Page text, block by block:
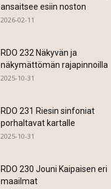
ansaitsee esiin noston
2026-02-11
RDO 232 Näkyvän ja
näkymättömän rajapinnoilla
2025-10-31
RDO 231 Riesin sinfoniat
porhaltavat kartalle
2025-10-31
RDO 230 Jouni Kaipaisen eri
maailmat